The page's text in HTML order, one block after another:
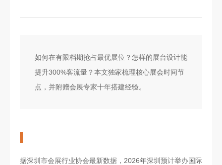
如何在有限档期抢占最优展位？怎样的展台设计能
提升300%客流量？本文独家梳理核心展会时间节
点，并附赠会展专家十年搭建经验。
据深圳市会展行业协会最新数据，2026年深圳预计举办国际